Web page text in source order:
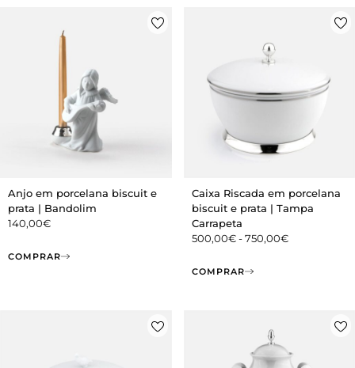
Anjo em porcelana biscuit e
prata | Bandolim
140,00€
COMPRAR
Caixa Riscada em porcelana
biscuit e prata | Tampa
Carrapeta
500,00€-750,00€
COMPRAR